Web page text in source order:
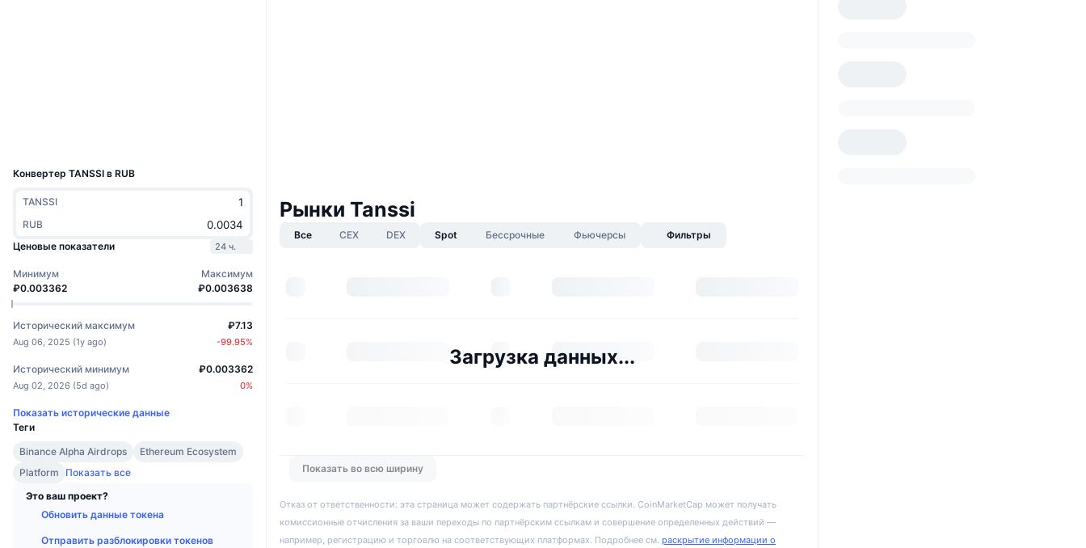
Конвертер TANSSI в RUB
TANSSI
RUB
Ценовые показатели
24 ч.
Минимум
₽0.003362
Максимум
₽0.003638
Исторический максимум
Aug 06, 2025 (1y ago)
₽7.13
-99.95%
Исторический минимум
Aug 02, 2026 (5d ago)
₽0.003362
0%
Показать исторические данные
Теги
Binance Alpha Airdrops
Ethereum Ecosystem
Platform
Показать все
Это ваш проект?
Обновить данные токена
Отправить разблокировки токенов
Рынки Tanssi
Все CEX DEX Spot Бессрочные Фьючерсы Фильтры
Загрузка данных...
Показать во всю ширину
Отказ от ответственности: эта страница может содержать партнёрские ссылки. CoinMarketCap может получать
комиссионные отчисления за ваши переходы по партнёрским ссылкам и совершение определенных действий —
например, регистрацию и торговлю на соответствующих платформах. Подробнее см. раскрытие информации о